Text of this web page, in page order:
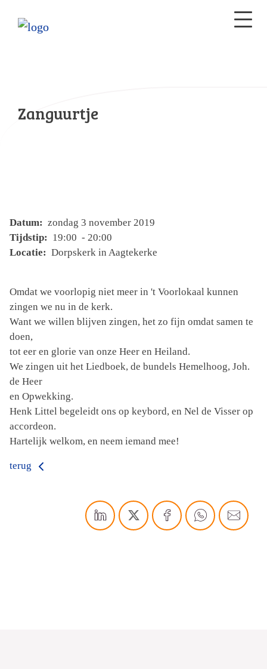
Zanguurtje
Datum: zondag 3 november 2019
Tijdstip: 19:00 - 20:00
Locatie: Dorpskerk in Aagtekerke
Omdat we voorlopig niet meer in 't Voorlokaal kunnen
zingen we nu in de kerk.
Want we willen blijven zingen, het zo fijn omdat samen te
doen,
tot eer en glorie van onze Heer en Heiland.
We zingen uit het Liedboek, de bundels Hemelhoog, Joh.
de Heer
en Opwekking.
Henk Littel begeleidt ons op keybord, en Nel de Visser op
accordeon.
Hartelijk welkom, en neem iemand mee!
terug